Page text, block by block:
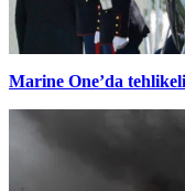
Marine One’da